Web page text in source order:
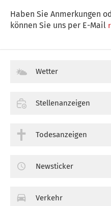
Haben Sie Anmerkungen
können Sie uns per E-Mail
Wetter
Stellenanzeigen
Todesanzeigen
Newsticker
Verkehr